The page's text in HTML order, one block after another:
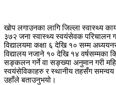
खोप लगाउनका लागि जिल्ला स्वास्थ्य
३७२ जना स्वास्थ्य स्वयंसेवक परिचालन
विद्यालयमा कक्षा ६ देखि १० सम्म
विद्यालय नजाने १० देखि १४ वर्षसम्मका
सङ्कलन गर्ने वा सङ्ख्या अनुमान गरी
स्वयंसेविकाहरु र स्थानीय तहसँग समन्वय
उहाँले बताउनुभयो।